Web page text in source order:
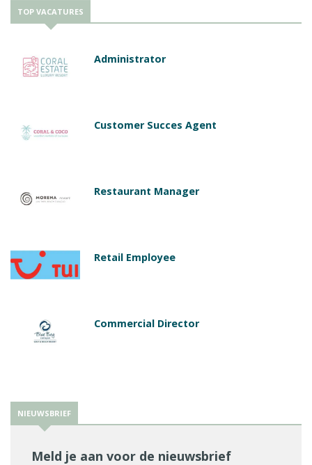
TOP VACATURES
Administrator
Customer Succes Agent
Restaurant Manager
Retail Employee
Commercial Director
NIEUWSBRIEF
Meld je aan voor de nieuwsbrief